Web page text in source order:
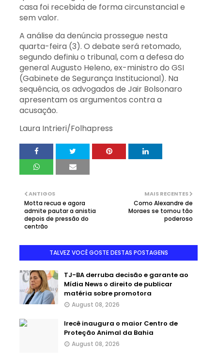
casa foi recebida de forma circunstancial e
sem valor.
A análise da denúncia prossegue nesta
quarta-feira (3). O debate será retomado,
segundo definiu o tribunal, com a defesa do
general Augusto Heleno, ex-ministro do GSI
(Gabinete de Segurança Institucional). Na
sequência, os advogados de Jair Bolsonaro
apresentam os argumentos contra a
acusação.
Laura Intrieri/Folhapress
MAIS RECENTES
Como Alexandre de
Moraes se tornou tão
poderoso
ANTIGOS
Motta recua e agora
admite pautar a anistia
depois de pressão do
centrão
TALVEZ VOCÊ GOSTE DESTAS POSTAGENS
TJ-BA derruba decisão e garante ao
Mídia News o direito de publicar
matéria sobre promotora
August 08, 2026
Irecê inaugura o maior Centro de
Proteção Animal da Bahia
August 08, 2026